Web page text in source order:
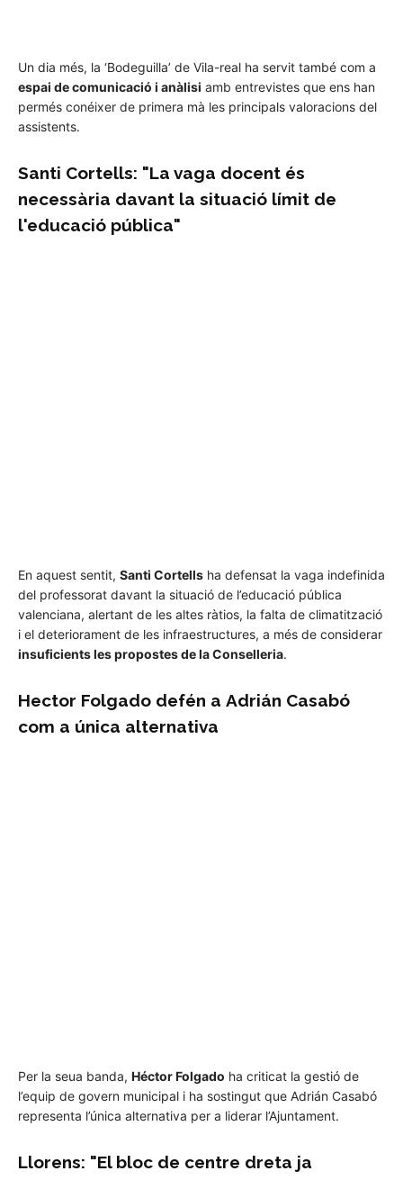
Un dia més, la ‘Bodeguilla’ de Vila-real ha servit també com a
espai de comunicació i anàlisi amb entrevistes que ens han
permés conéixer de primera mà les principals valoracions del
assistents.
Santi Cortells: "La vaga docent és
necessària davant la situació límit de
l'educació pública"
En aquest sentit, Santi Cortells ha defensat la vaga indefinida
del professorat davant la situació de l’educació pública
valenciana, alertant de les altes ràtios, la falta de climatització
i el deteriorament de les infraestructures, a més de considerar
insuficients les propostes de la Conselleria.
Hector Folgado defén a Adrián Casabó
com a única alternativa
Per la seua banda, Héctor Folgado ha criticat la gestió de
l’equip de govern municipal i ha sostingut que Adrián Casabó
representa l’única alternativa per a liderar l’Ajuntament.
Llorens: "El bloc de centre dreta ja